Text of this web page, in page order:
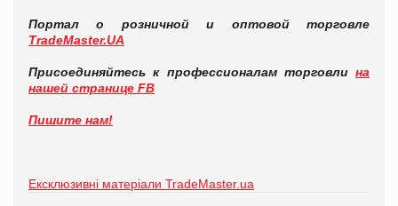
Портал о розничной и оптовой торговле
TradeMaster.UA
Присоединяйтесь к профессионалам торговли на
нашей странице FB
Пишите нам!
Ексклюзивні матеріали TradeMaster.ua